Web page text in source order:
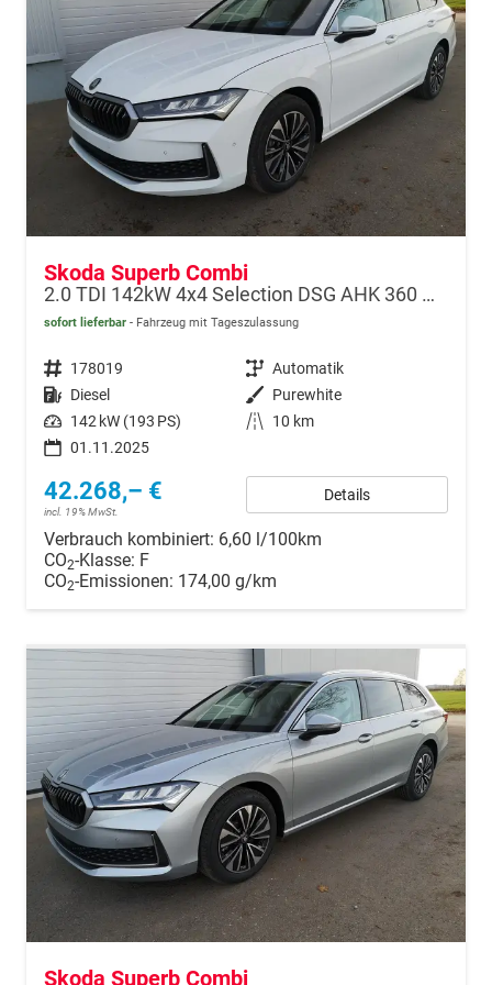
Skoda Superb Combi
2.0 TDI 142kW 4x4 Selection DSG AHK 360 Head Up Pano
sofort lieferbar Fahrzeug mit Tageszulassung
Fahrzeugnr. 178019 Getriebe Automatik
Kraftstoff Diesel Außenfarbe Purewhite
Leistung 142 kW (193 PS) Kilometerstand
10 km
01.11.2025
42.268,– €
incl. 19% MwSt.
Details
Verbrauch kombiniert: 6,60 l/100km
CO2-Klasse: F
CO2-Emissionen: 174,00 g/km
Skoda Superb Combi